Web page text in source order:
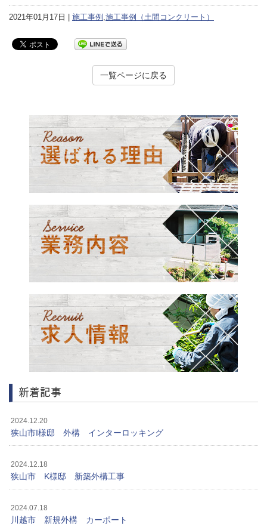
2021年01月17日 | 施工事例 ,施工事例（土間コンクリート）
一覧ページに戻る
新着記事
2024.12.20
狭山市I様邸 外構 インターロッキング
2024.12.18
狭山市 K様邸 新築外構工事
2024.07.18
川越市 新規外構 カーポート